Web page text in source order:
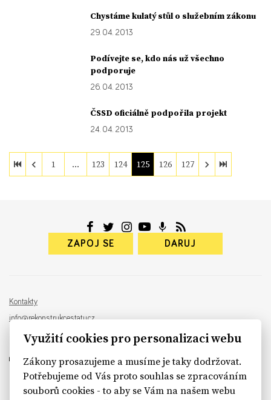
Chystáme kulatý stůl o služebním zákonu
29. 04. 2013
Podívejte se, kdo nás už všechno
podporuje
26. 04. 2013
ČSSD oficiálně podpořila projekt
24. 04. 2013
1 … 123 124 125 126 127
ZAPOJ SE DARUJ
Kontakty
info@rekonstrukcestatu.cz
Návrh a vývoj: Sinfin , ilustrace:
sinfin.digital
Využití cookies pro personalizaci webu
Zákony prosazujeme a musíme je taky dodržovat.
Potřebujeme od Vás proto souhlas se zpracováním
souborů cookies - to aby se Vám na našem webu